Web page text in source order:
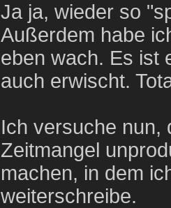
Ja ja, wieder so
Außerdem habe
eben wach. Es ist
auch erwischt.
Ich versuche nun,
Zeitmangel
machen, in dem
weiterschreibe.